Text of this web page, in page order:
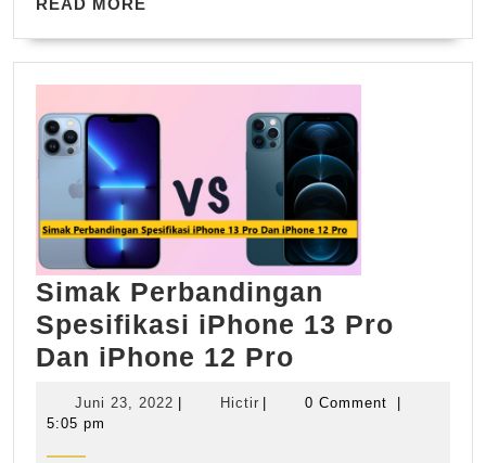
Simak Perbandingan
Spesifikasi iPhone 13 Pro
Dan iPhone 12 Pro
Spesifikasi
Juni 23, 2022 Juni
HictirHictir 0 Comment
5:05 pm